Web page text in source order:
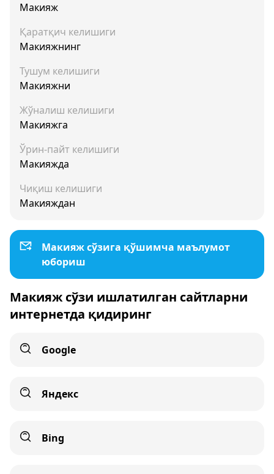
Макияж
Қаратқич келишиги
Макияжнинг
Тушум келишиги
Макияжни
Жўналиш келишиги
Макияжга
Ўрин-пайт келишиги
Макияжда
Чиқиш келишиги
Макияждан
Макияж сўзига қўшимча маълумот
юбориш
Макияж сўзи ишлатилган сайтларни
интернетда қидиринг
Google
Яндекс
Bing